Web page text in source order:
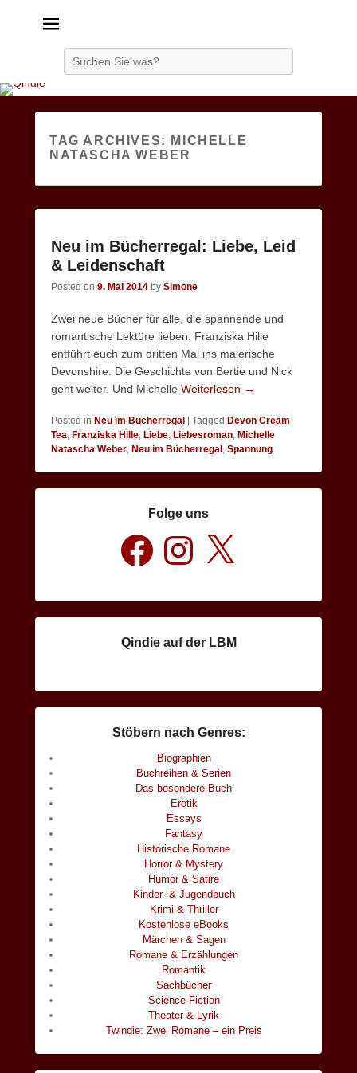
TAG ARCHIVES:
MICHELLE
NATASCHA WEBER
Neu im Bücherregal: Liebe, Leid
& Leidenschaft
Posted on 9. Mai 2014 by Simone
Zwei neue Bücher für alle, die spannende und
romantische Lektüre lieben. Franziska Hille
entführt euch zum dritten Mal ins malerische
Devonshire. Die Geschichte von Bertie und Nick
geht weiter. Und Michelle Weiterlesen →
Posted in Neu im Bücherregal Tagged Devon Cream
Tea, Franziska Hille, Liebe, Liebesroman, Michelle
Natascha Weber, Neu im Bücherregal , Spannung
Folge uns
Facebook Instagram
Qindie auf der LBM
Stöbern nach Genres:
Biographien
Buchreihen & Serien
Das besondere Buch
Erotik
Essays
Fantasy
Historische Romane
Horror & Mystery
Humor & Satire
Kinder- & Jugendbuch
Krimi & Thriller
Kostenlose eBooks
Märchen & Sagen
Romane & Erzählungen
Romantik
Sachbücher
Science-Fiction
Theater & Lyrik
Twindie: Zwei Romane – ein Preis